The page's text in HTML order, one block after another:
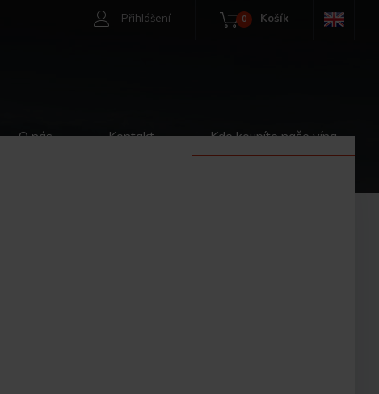
Košík
0
Přihlášení
O nás Kontakt Kde koupíte naše vína